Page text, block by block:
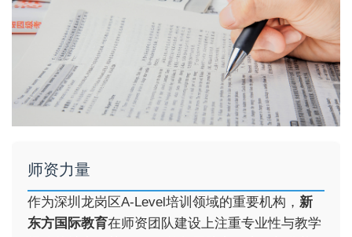
师资力量
作为深圳龙岗区A-Level培训领域的重要机构， 新
东方国际教育在师资团队建设上注重专业性与教学